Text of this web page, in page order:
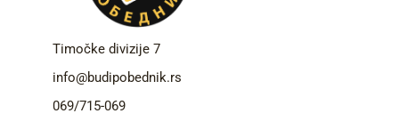
Timočke divizije 7
info@budipobednik.rs
069/715-069